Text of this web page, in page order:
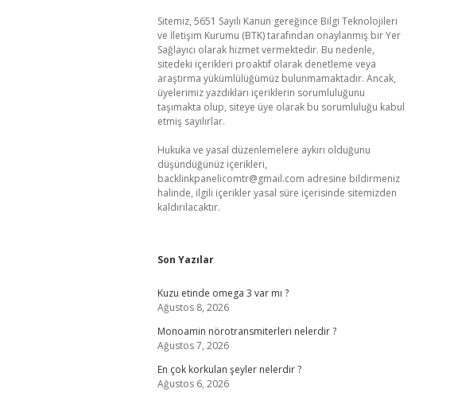
Sitemiz, 5651 Sayılı Kanun gereğince Bilgi Teknolojileri
ve İletişim Kurumu (BTK) tarafından onaylanmış bir Yer
Sağlayıcı olarak hizmet vermektedir. Bu nedenle,
sitedeki içerikleri proaktif olarak denetleme veya
araştırma yükümlülüğümüz bulunmamaktadır. Ancak,
üyelerimiz yazdıkları içeriklerin sorumluluğunu
taşımakta olup, siteye üye olarak bu sorumluluğu kabul
etmiş sayılırlar.
Hukuka ve yasal düzenlemelere aykırı olduğunu
düşündüğünüz içerikleri,
backlinkpanelicomtr@gmail.com adresine bildirmeniz
halinde, ilgili içerikler yasal süre içerisinde sitemizden
kaldırılacaktır.
Son Yazılar
Kuzu etinde omega 3 var mı ?
Ağustos 8, 2026
Monoamin nörotransmiterleri nelerdir ?
Ağustos 7, 2026
En çok korkulan şeyler nelerdir ?
Ağustos 6, 2026